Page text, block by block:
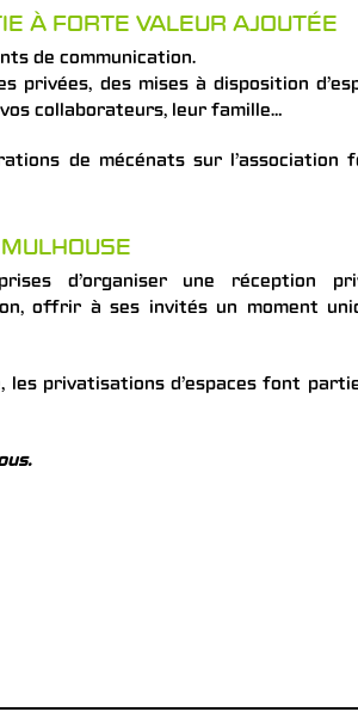
À FORTE VALEUR AJOUTÉE
de communication.
privées, des mises à disposition
collaborateurs, leur famille…
de mécénats sur l’association
d’organiser une réception
offrir à ses invités un moment
les privatisations d’espaces font